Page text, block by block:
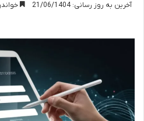
آخرین به روز رسانی: 21/06/1404 خواندن